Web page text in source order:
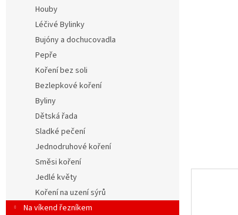
Houby
Léčivé Bylinky
Bujóny a dochucovadla
Pepře
Koření bez soli
Bezlepkové koření
Byliny
Dětská řada
Sladké pečení
Jednodruhové koření
Směsi koření
Jedlé květy
Koření na uzení sýrů
Na víkend řezníkem